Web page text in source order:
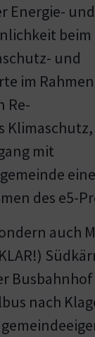
Energie- und
beim
und
im Rahmen
Re-
Klimaschutz,
mit
des e5-
auch
nach